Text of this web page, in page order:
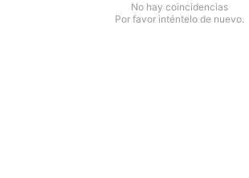
No hay coincidencias
Por favor inténtelo de nuevo.